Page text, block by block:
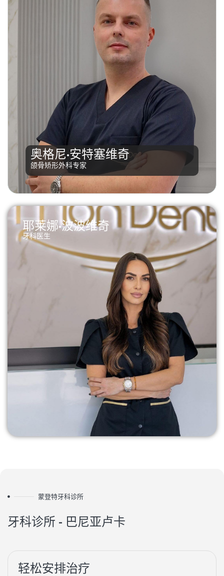
奥格尼·安特塞维奇
颌骨矫形外科专家
毕业于巴尼亚卢卡医学院牙科系，主修颌骨矫形术。其
住院医师实习期大部分在贝尔格莱德军事医学院完成。
曾参加过多项国内外教育和专业培训课程。目前担任本
院牙科中心正畸科主任。
耶莱娜·波波维奇
牙科医生
蒙登特牙科诊所
牙科诊所 - 巴尼亚卢卡
轻松安排治疗